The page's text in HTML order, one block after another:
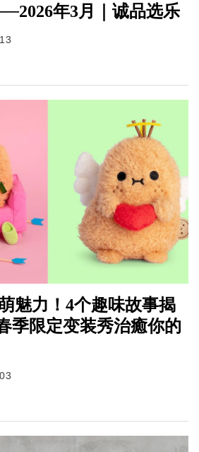
年3月｜诚品选乐
魅力！4个趣味故事揭
季限定变装秀治癒你的